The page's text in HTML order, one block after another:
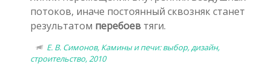
потоков, иначе постоянный сквозняк станет
результатом перебоев тяги.
Е. В. Симонов, Камины и печи: выбор, дизайн,
строительство, 2010